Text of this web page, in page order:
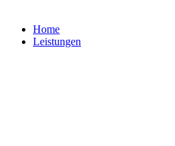
Home
Leistungen